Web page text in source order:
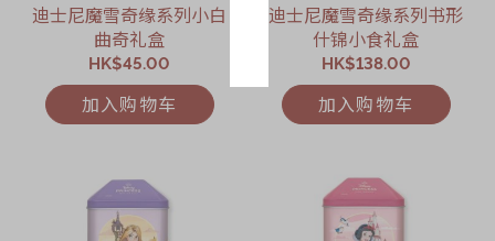
迪士尼魔雪奇缘系列小白
曲奇礼盒
HK$45.00
加入购物车
迪士尼魔雪奇缘系列书形
什锦小食礼盒
HK$138.00
加入购物车